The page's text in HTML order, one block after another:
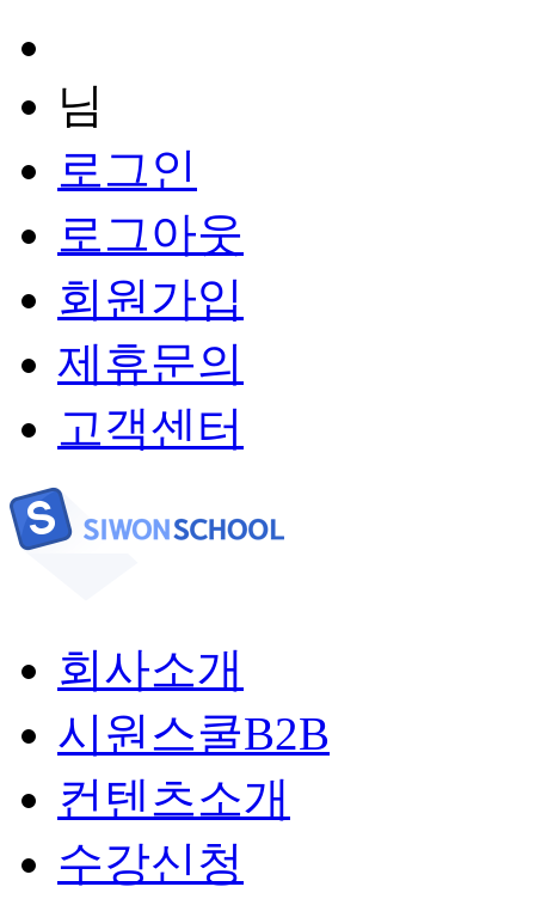
님
로그인
로그아웃
회원가입
제휴문의
고객센터
회사소개
시원스쿨B2B
컨텐츠소개
수강신청